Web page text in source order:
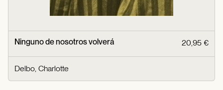
Ninguno de nosotros volverá 20,95 €
Delbo, Charlotte